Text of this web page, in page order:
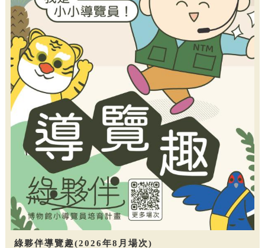
綠夥伴導覽趣(2026年8月場次)